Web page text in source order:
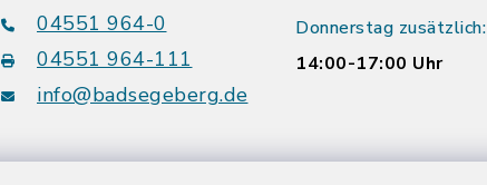
04551 964-0
04551 964-111
info@badsegeberg.de
youtube
Donnerstag zusätzlich:
14:00-17:00 Uhr